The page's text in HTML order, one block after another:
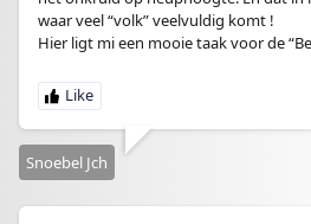
waar veel “volk” veelvuldig komt !
Hier ligt mi een mooie taak voor de
Snoebel Jch